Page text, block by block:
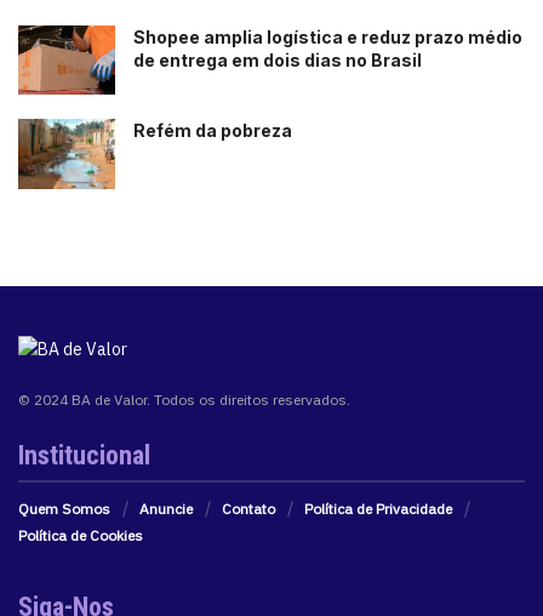
Shopee amplia logística e reduz prazo médio
de entrega em dois dias no Brasil
Refém da pobreza
© 2024 BA de Valor. Todos os direitos reservados.
Institucional
Quem Somos Anuncie Contato
Política de Privacidade
Política de Cookies
Siga-Nos